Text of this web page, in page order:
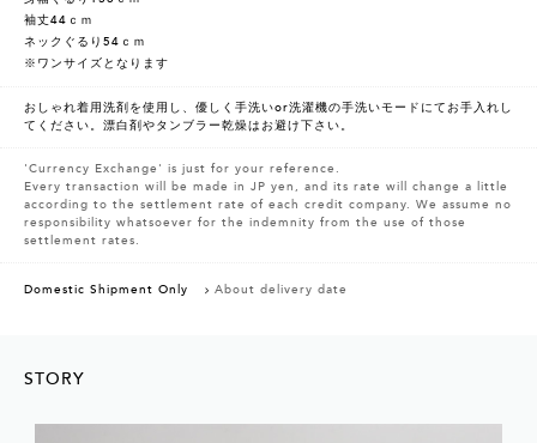
袖丈44ｃｍ
ネックぐるり54ｃｍ
※ワンサイズとなります
おしゃれ着用洗剤を使用し、優しく手洗いor洗濯機の手洗いモードにてお手入れし
てください。漂白剤やタンブラー乾燥はお避け下さい。
'Currency Exchange' is just for your reference.
Every transaction will be made in JP yen, and its rate will change a little
according to the settlement rate of each credit company. We assume no
responsibility whatsoever for the indemnity from the use of those
settlement rates.
Domestic Shipment Only About delivery date
STORY